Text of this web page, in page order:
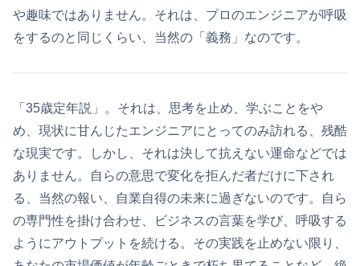
や趣味ではありません。それは、プロのエンジニアが呼吸
をするのと同じくらい、当然の「義務」なのです。
「35歳定年説」。それは、思考を止め、学ぶことをや
め、現状に甘んじたエンジニアにとってのみ訪れる、残酷
な現実です。しかし、それは決して抗えない運命などでは
ありません。自らの意思で変化を拒んだ者だけに下され
る、当然の報い、自業自得の未来に過ぎないのです。自ら
の専門性を掛け合わせ、ビジネスの言葉を学び、呼吸する
ようにアウトプットを続ける。その実践を止めない限り、